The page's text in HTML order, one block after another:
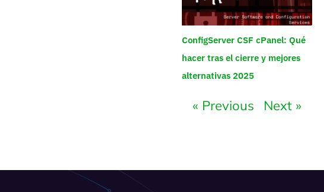
ConfigServer CSF cPanel: Qué
hacer tras el cierre y mejores
alternativas 2025
« Previous Next »